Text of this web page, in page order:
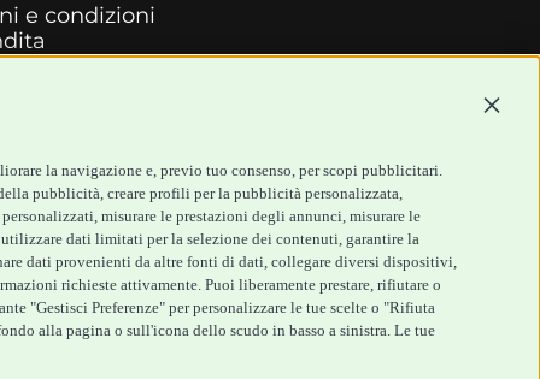
la navigazione e, previo tuo consenso, per scopi pubblicitari.
pubblicità, creare profili per la pubblicità personalizzata,
misurare le prestazioni degli annunci, misurare le
dati limitati per la selezione dei contenuti, garantire la
dati provenienti da altre fonti di dati, collegare diversi dispositivi,
richieste attivamente. Puoi liberamente prestare, rifiutare o
"Gestisci Preferenze" per personalizzare le tue scelte o "Rifiuta
alla pagina o sull'icona dello scudo in basso a sinistra. Le tue
e condizioni